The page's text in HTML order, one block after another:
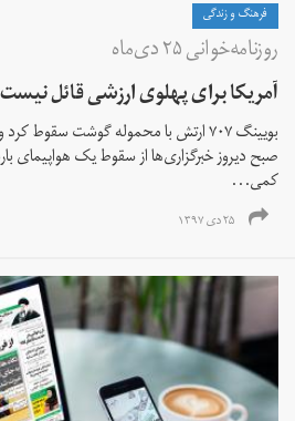
فرهنگ و زندگی
روزنامه‌خوانی ۲۵ دی‌ماه
آمریکا برای پهلوی‌ ارزشی قائل نیست
بویینگ ۷۰۷ ارتش با محموله گوشت
صبح دیروز خبرگزاری‌ها از سقوط یک هواپیمای
کمی...
۲۵ دی ۱۳۹۷